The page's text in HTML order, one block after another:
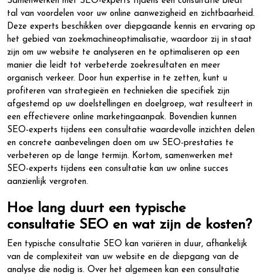
tal van voordelen voor uw online aanwezigheid en zichtbaarheid.
Deze experts beschikken over diepgaande kennis en ervaring op
het gebied van zoekmachineoptimalisatie, waardoor zij in staat
zijn om uw website te analyseren en te optimaliseren op een
manier die leidt tot verbeterde zoekresultaten en meer
organisch verkeer. Door hun expertise in te zetten, kunt u
profiteren van strategieën en technieken die specifiek zijn
afgestemd op uw doelstellingen en doelgroep, wat resulteert in
een effectievere online marketingaanpak. Bovendien kunnen
SEO-experts tijdens een consultatie waardevolle inzichten delen
en concrete aanbevelingen doen om uw SEO-prestaties te
verbeteren op de lange termijn. Kortom, samenwerken met
SEO-experts tijdens een consultatie kan uw online succes
aanzienlijk vergroten.
Hoe lang duurt een typische
consultatie SEO en wat zijn de kosten?
Een typische consultatie SEO kan variëren in duur, afhankelijk
van de complexiteit van uw website en de diepgang van de
analyse die nodig is. Over het algemeen kan een consultatie